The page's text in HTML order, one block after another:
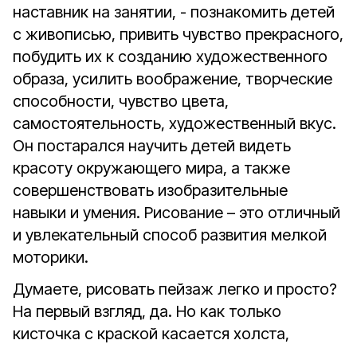
наставник на занятии, - познакомить детей
с живописью, привить чувство прекрасного,
побудить их к созданию художественного
образа, усилить воображение, творческие
способности, чувство цвета,
самостоятельность, художественный вкус.
Он постарался научить детей видеть
красоту окружающего мира, а также
совершенствовать изобразительные
навыки и умения. Рисование – это отличный
и увлекательный способ развития мелкой
моторики.
Думаете, рисовать пейзаж легко и просто?
На первый взгляд, да. Но как только
кисточка с краской касается холста,